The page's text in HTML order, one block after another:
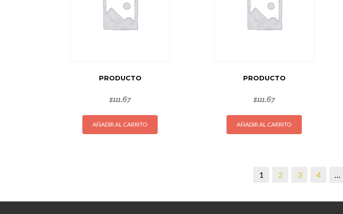
PRODUCTO
$111.67
AÑADIR AL CARRITO
PRODUCTO
$111.67
AÑADIR AL CARRITO
1 2 3 4 …